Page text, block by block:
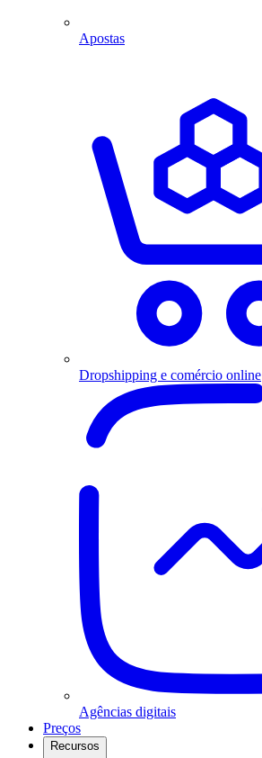
Apostas
Dropshipping e comércio online
Agências digitais
Preços
Recursos